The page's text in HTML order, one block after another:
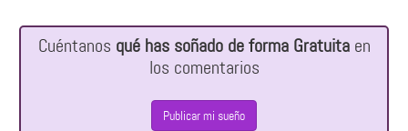
Cuéntanos qué has soñado de forma Gratuitaen
los comentarios
Publicar mi sueño